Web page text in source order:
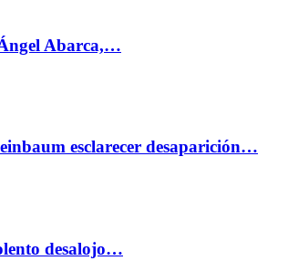
Abarca,…
esclarecer desaparición…
desalojo…